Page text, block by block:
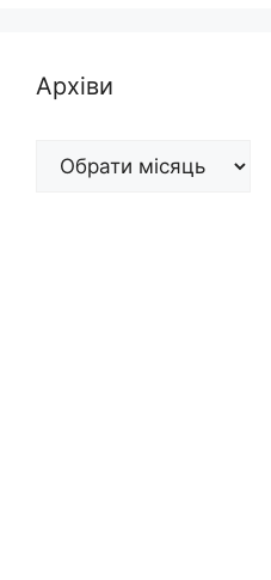
Архіви
Архіви